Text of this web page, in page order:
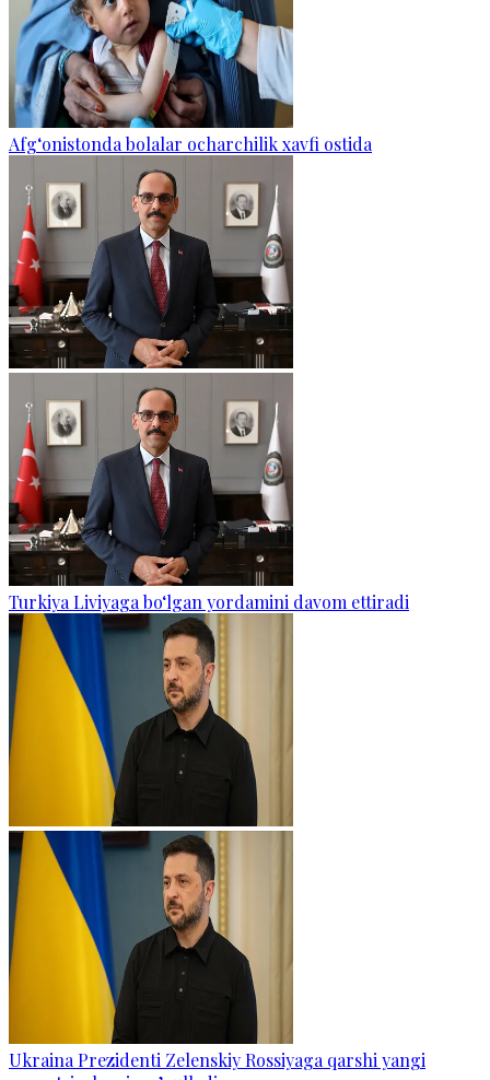
Afg‘onistonda bolalar ocharchilik xavfi ostida
Turkiya Liviyaga bo‘lgan yordamini davom ettiradi
Ukraina Prezidenti Zelenskiy Rossiyaga qarshi yangi